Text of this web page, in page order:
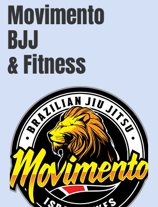
Movimento
BJJ
& Fitness